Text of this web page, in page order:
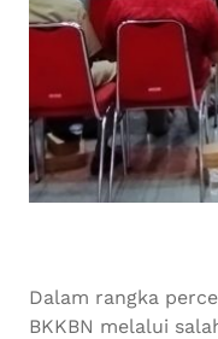
Dalam rangka
BKKBN melalui